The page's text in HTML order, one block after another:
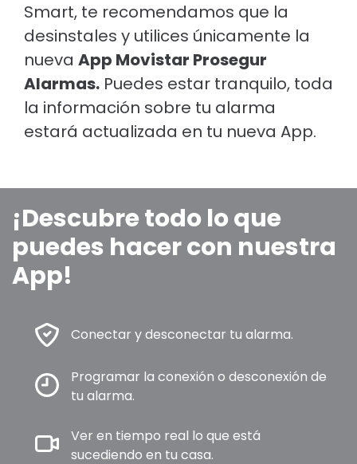
Smart, te recomendamos que la
desinstales y utilices únicamente la
nueva App Movistar Prosegur
Alarmas. Puedes estar tranquilo, toda
la información sobre tu alarma
estará actualizada en tu nueva App.
¡Descubre todo lo que
puedes hacer con nuestra
App!
Conectar y desconectar tu alarma.
Programar la conexión o desconexión de
tu alarma.
Ver en tiempo real lo que está
sucediendo en tu casa.